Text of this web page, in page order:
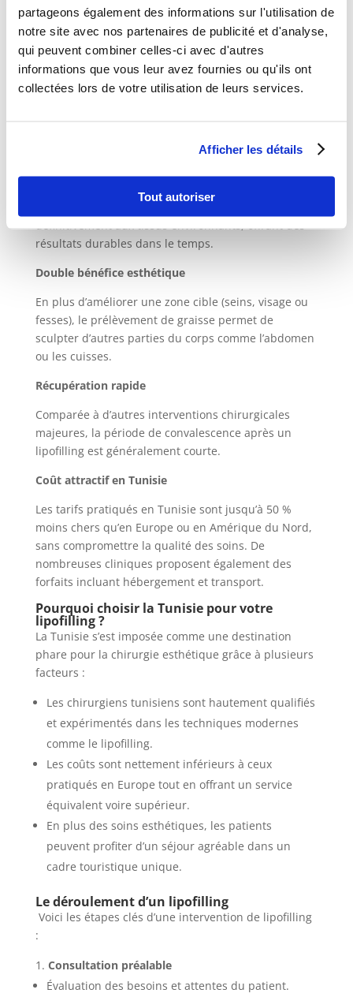
partageons également des informations sur l'utilisation de
notre site avec nos partenaires de publicité et d'analyse,
qui peuvent combiner celles-ci avec d'autres
informations que vous leur avez fournies ou qu'ils ont
collectées lors de votre utilisation de leurs services.
Afficher les détails
Tout autoriser
Sécurité accrue
matière injectée est autologue.
Durabilité
définitivement aux tissus environnants, offrant des
résultats durables dans le temps.
Double bénéfice esthétique
En plus d’améliorer une zone cible (seins, visage ou
fesses), le prélèvement de graisse permet de
sculpter d’autres parties du corps comme l’abdomen
ou les cuisses.
Récupération rapide
Comparée à d’autres interventions chirurgicales
majeures, la période de convalescence après un
lipofilling est généralement courte.
Coût attractif en Tunisie
Les tarifs pratiqués en Tunisie sont jusqu’à 50 %
moins chers qu’en Europe ou en Amérique du Nord,
sans compromettre la qualité des soins. De
nombreuses cliniques proposent également des
forfaits incluant hébergement et transport.
Pourquoi choisir la Tunisie pour votre
lipofilling ?
La Tunisie s’est imposée comme une destination
phare pour la chirurgie esthétique grâce à plusieurs
facteurs :
Les chirurgiens tunisiens sont hautement qualifiés
et expérimentés dans les techniques modernes
comme le lipofilling.
Les coûts sont nettement inférieurs à ceux
pratiqués en Europe tout en offrant un service
équivalent voire supérieur.
En plus des soins esthétiques, les patients
peuvent profiter d’un séjour agréable dans un
cadre touristique unique.
Le déroulement d’un lipofilling
Voici les étapes clés d’une intervention de lipofilling
:
Consultation préalable
Évaluation des besoins et attentes du patient.